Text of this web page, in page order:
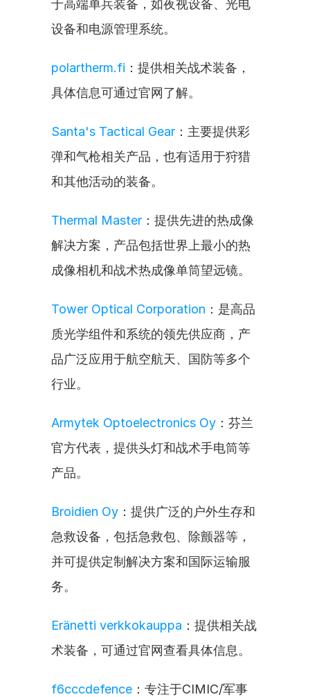
于高端单兵装备，如夜视设备、光电
设备和电源管理系统。
polartherm.fi ：提供相关战术装备，
具体信息可通过官网了解。
Santa's Tactical Gear ：主要提供彩
弹和气枪相关产品，也有适用于狩猎
和其他活动的装备。
Thermal Master ：提供先进的热成像
解决方案，产品包括世界上最小的热
成像相机和战术热成像单筒望远镜。
Tower Optical Corporation ：是高品
质光学组件和系统的领先供应商，产
品广泛应用于航空航天、国防等多个
行业。
Armytek Optoelectronics Oy ：芬兰
官方代表，提供头灯和战术手电筒等
产品。
Broidien Oy ：提供广泛的户外生存和
急救设备，包括急救包、除颤器等，
并可提供定制解决方案和国际运输服
务。
Eränetti verkkokauppa ：提供相关战
术装备，可通过官网查看具体信息。
f6cccdefence ：专注于CIMIC/军事